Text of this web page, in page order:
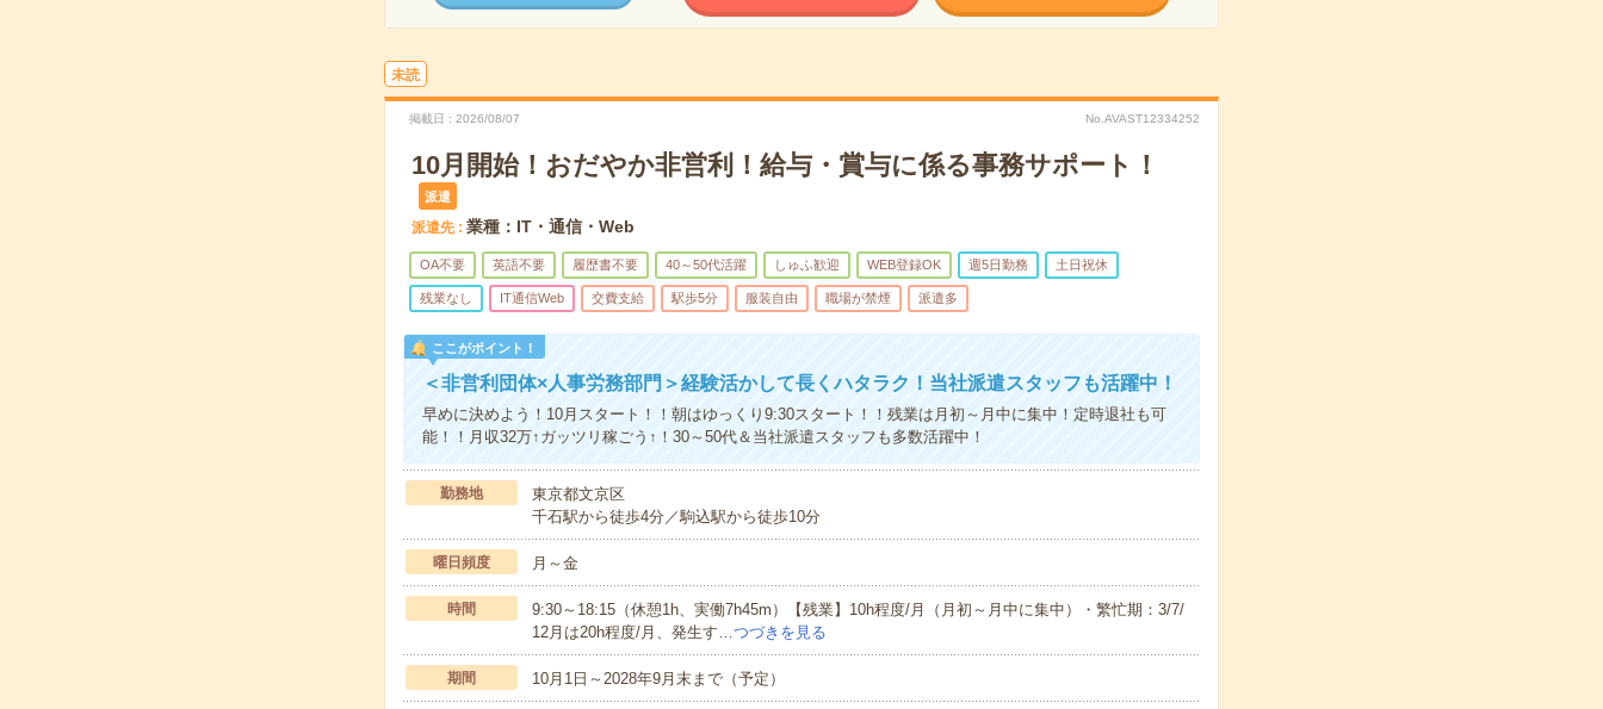
未読
掲載日 2026/08/07 No.AVAST12334252
10月開始！おだやか非営利！給与・賞与に係る事務サポート！
派遣
派遣先 業種：IT・通信・Web
OA不要 英語不要 履歴書不要 40～50代活躍 しゅふ歓迎 WEB登録OK 週5日勤務 土日祝休
残業なし IT通信Web 交費支給 駅歩5分 服装自由 職場が禁煙 派遣多
ここがポイント！
＜非営利団体×人事労務部門＞経験活かして長くハタラク！当社派遣スタッフも活躍中！
早めに決めよう！10月スタート！！朝はゆっくり9:30スタート！！残業は月初～月中に集中！定時退社も可
能！！月収32万↑ガッツリ稼ごう↑！30～50代＆当社派遣スタッフも多数活躍中！
勤務地
東京都文京区
千石駅から徒歩4分／駒込駅から徒歩10分
曜日頻度 月～金
時間
9:30～18:15（休憩1h、実働7h45m）【残業】10h程度/月（月初～月中に集中）・繁忙期：3/7/
12月は20h程度/月、発生す…つづきを見る
期間 10月1日～2028年9月末まで（予定）